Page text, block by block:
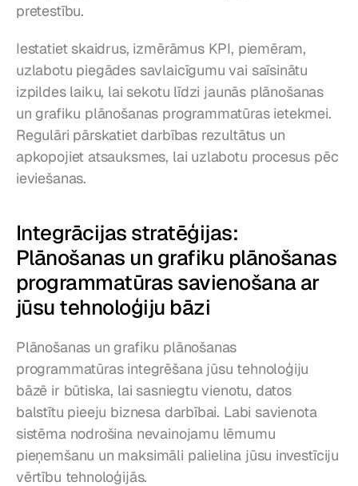
pretestību.
Iestatiet skaidrus, izmērāmus KPI, piemēram,
uzlabotu piegādes savlaicīgumu vai saīsinātu
izpildes laiku, lai sekotu līdzi jaunās plānošanas
un grafiku plānošanas programmatūras ietekmei.
Regulāri pārskatiet darbības rezultātus un
apkopojiet atsauksmes, lai uzlabotu procesus pēc
ieviešanas.
Integrācijas stratēģijas:
Plānošanas un grafiku plānošanas
programmatūras savienošana ar
jūsu tehnoloģiju bāzi
Plānošanas un grafiku plānošanas
programmatūras integrēšana jūsu tehnoloģiju
bāzē ir būtiska, lai sasniegtu vienotu, datos
balstītu pieeju biznesa darbībai. Labi savienota
sistēma nodrošina nevainojamu lēmumu
pieņemšanu un maksimāli palielina jūsu investīciju
vērtību tehnoloģijās.